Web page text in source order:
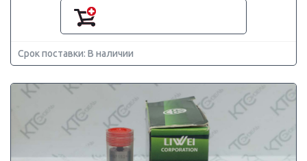
Срок поставки: В наличии